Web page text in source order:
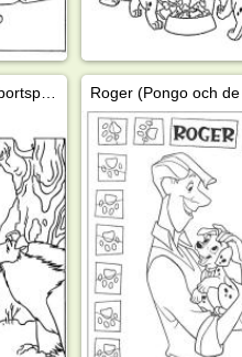
Pongo hittar en av de bortsprungna valparna